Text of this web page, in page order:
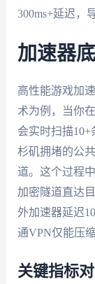
300ms+延迟，
加速器
高性能游戏加
术为例，当你
会实时扫描
杉矶拥堵的公
道。这个过程
加密隧道直达
外加速器延迟
通VPN仅能压
关键指标